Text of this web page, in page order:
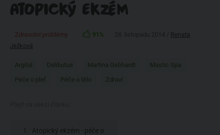
ATOPICKÝ EKZÉM
Zdravotní problémy 91%
Renata
Ježková
Argital Delibutus Martina Gebhardt
Mastic Spa
Péče o pleť
Péče o tělo Zdraví
Atopický ekzém - péče o